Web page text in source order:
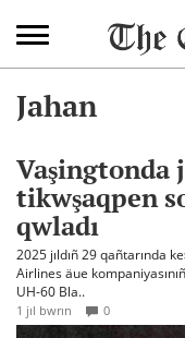
Jahan
Vaşingtonda
tikwşaqpen
qwladı
2025 jıldıñ 29 qañtarında
Airlines äue
UH-60 Bla..
1 jıl bwrın 0